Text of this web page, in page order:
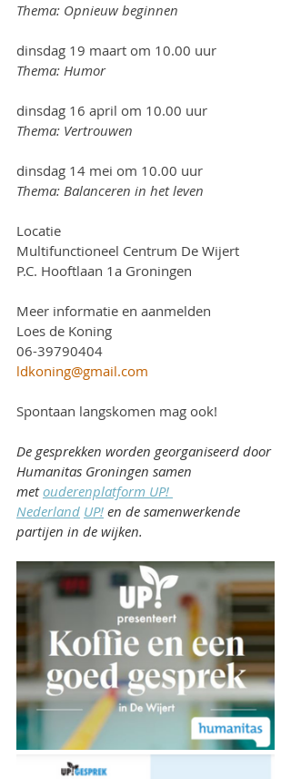
Thema: Opnieuw beginnen
dinsdag 19 maart om 10.00 uur
Thema: Humor
dinsdag 16 april om 10.00 uur
Thema: Vertrouwen
dinsdag 14 mei om 10.00 uur
Thema: Balanceren in het leven
Locatie
Multifunctioneel Centrum De Wijert
P.C. Hooftlaan 1a Groningen
Meer informatie en aanmelden
Loes de Koning
06-39790404
ldkoning@gmail.com
Spontaan langskomen mag ook!
De gesprekken worden georganiseerd door
Humanitas Groningen samen
met ouderenplatform UP!
Nederland UP! en de samenwerkende
partijen in de wijken.